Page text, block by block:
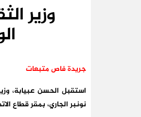
وزير
جريدة فاص متبعات
نونبر الجاري، بمقر قطاع